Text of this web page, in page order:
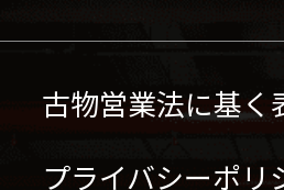
古物営業法に基く
プライバシーポリ